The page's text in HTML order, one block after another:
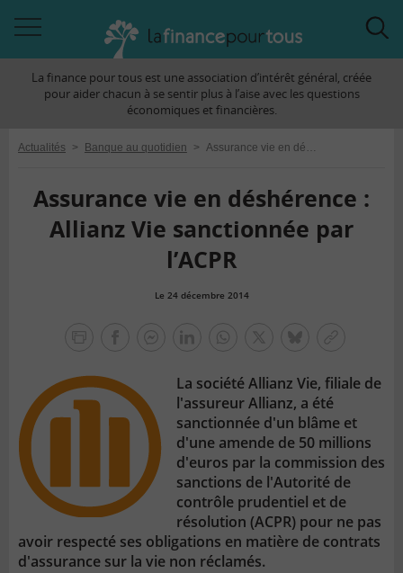
àLa finance pour tous est une association d’intérêt général, créée
pour aider chacun à se sentir plus à l’aise avec les questions
économiques et financières.
Actualités > Banque au quotidien > Assurance vie en déshérence : Allianz Vie sanctionnée par l’ACPR
Assurance vie en déshérence :
Allianz Vie sanctionnée par
l’ACPR
Le 24 décembre 2014
lien
La société Allianz Vie, filiale de
l'assureur Allianz, a été
sanctionnée d'un blâme et
d'une amende de 50 millions
d'euros par la commission des
sanctions de l'Autorité de
contrôle prudentiel et de
résolution (ACPR) pour ne pas
avoir respecté ses obligations en matière de contrats
d'assurance sur la vie non réclamés.